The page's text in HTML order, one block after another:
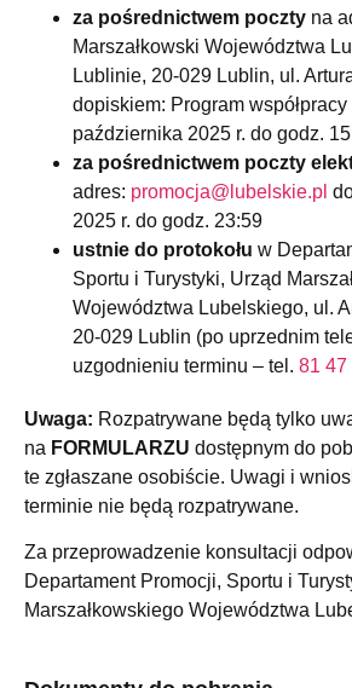
za pośrednictwem poczty na
Marszałkowski Województwa
Lublinie, 20-029 Lublin, ul.
dopiskiem: Program
października 2025 r. do godz.
za pośrednictwem poczty
adres: promocja@lubelskie.pl
2025 r. do godz. 23:59
ustnie do protokołu w
Sportu i Turystyki, Urząd
Województwa Lubelskiego, ul.
20-029 Lublin (po uprzednim
uzgodnieniu terminu – tel. 81 47
Uwaga: Rozpatrywane będą tylko
na FORMULARZU dostępnym do
te zgłaszane osobiście. Uwagi i
terminie nie będą rozpatrywane.
Za przeprowadzenie konsultacji
Departament Promocji, Sportu i
Marszałkowskiego Województwa